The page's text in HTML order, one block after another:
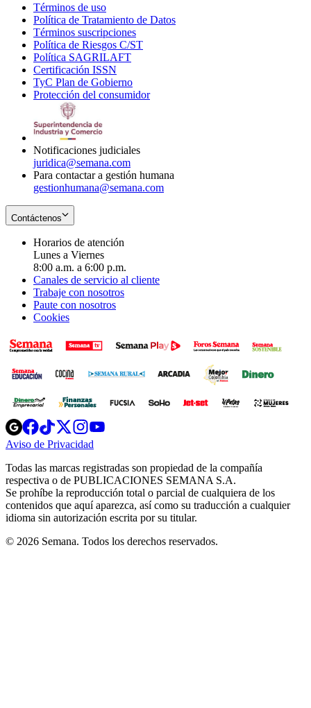
Términos de uso
in
new
window
Política de Tratamiento de Datos
Términos suscripciones
in
Política de Riesgos C/ST
Política SAGRILAFT
new
window
Certificación ISSN
in
new
TyC Plan de Gobierno
in
Protección del consumidorOpens
Notificaciones judiciales
juridica@semana.com
Para contactar a gestión humana
gestionhumana@semana.com
Contáctenos
Horarios de atención
Lunes a Viernes
8:00 a.m. a 6:00 p.m.
Canales de servicio al cliente
Trabaje con nosotros
Paute con nosotros
Cookies
Opens
in
new
Opens
in
new
Opens
in
new
window
Opens
new
windowwindow
Aviso de Privacidad
new
window
Todas las marcas registradas son propiedad de la compañía
respectiva o de PUBLICACIONES SEMANA S.A.
Se prohíbe la reproducción total o parcial de cualquiera de los
contenidos que aquí aparezca, así como su traducción a cualquier
idioma sin autorización escrita por su titular.
© 2026 Semana. Todos los derechos reservados.